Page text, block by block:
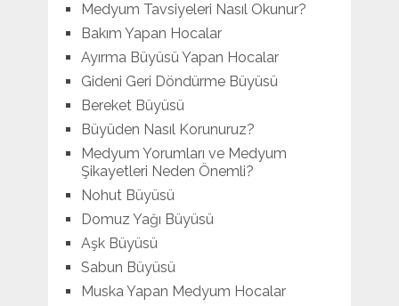
Medyum Tavsiyeleri Nasıl Okunur?
Bakım Yapan Hocalar
Ayırma Büyüsü Yapan Hocalar
Gideni Geri Döndürme Büyüsü
Bereket Büyüsü
Büyüden Nasıl Korunuruz?
Medyum Yorumları ve Medyum
Şikayetleri Neden Önemli?
Nohut Büyüsü
Domuz Yağı Büyüsü
Aşk Büyüsü
Sabun Büyüsü
Muska Yapan Medyum Hocalar